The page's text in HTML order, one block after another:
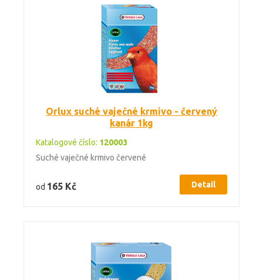
Orlux suché vaječné krmivo - červený
kanár 1kg
Katalogové číslo: 120003
Suché vaječné krmivo červené
od 165 Kč Detail